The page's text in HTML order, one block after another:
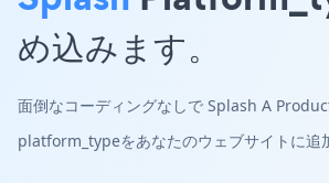
め込みます。
面倒なコーディングなしで Splash A
platform_typeをあなたのウェブサイトに追